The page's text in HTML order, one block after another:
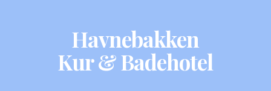
Havnebakken
Kur & Badehotel